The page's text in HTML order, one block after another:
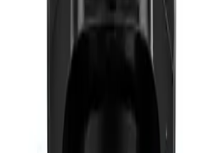
Makine, aynı anda 5 fincana kadar kahve yapabilir. Bu, kalabalık
aileler veya misafirler için büyük bir avantaj sağlar. Otomatik ısı
ayarı ve pişirme sıcaklığıyla, kahve her zaman ideal kıvamda ve
Kullanım Kolaylığı ve Güvenlik
Modern tasarımı ve dokunmatik ekranı sayesinde, kullanıcılar fincan
sayısı ve boyutunu kolayca seçebilir. Ayrıca, su seviyesi azaldığında